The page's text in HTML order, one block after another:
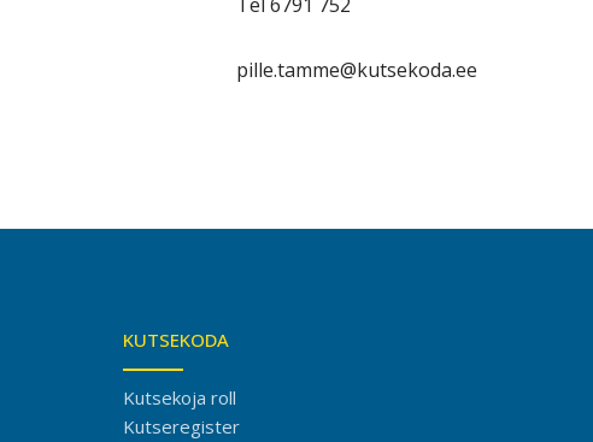
pille.tamme@kutsekoda.ee
KUTSEKODA
Kutsekoja roll
Kutseregister